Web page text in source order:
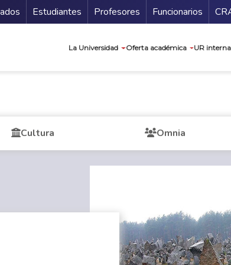
Estudiantes Profesores Funcionarios
La Universidad Oferta académica UR
Cultura Omnia